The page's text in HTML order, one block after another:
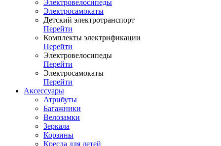
Электровелосипеды
Электросамокаты
Детский электротранспорт
Перейти
Комплекты электрификации
Перейти
Электровелосипеды
Перейти
Электросамокаты
Перейти
Аксессуары
Атрибуты
Багажники
Велозамки
Зеркала
Корзины
Кресла для детей